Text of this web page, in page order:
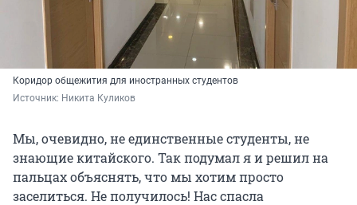
Коридор общежития для иностранных студентов
Источник: Никита Куликов
Мы, очевидно, не единственные студенты, не
знающие китайского. Так подумал я и решил на
пальцах объяснять, что мы хотим просто
заселиться. Не получилось! Нас спасла